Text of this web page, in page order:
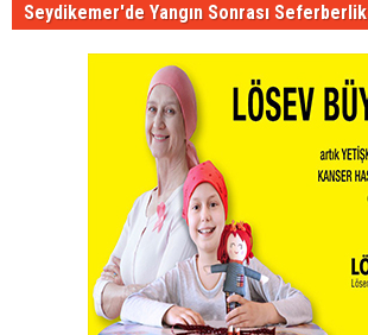
Seydikemer'de Yangın Sonrası Seferberlik